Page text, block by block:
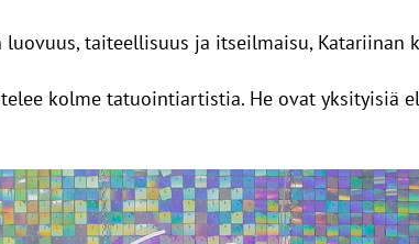
luovuus, taiteellisuus ja itseilmaisu, Katariinan
kolme tatuointiartistia. He ovat yksityisiä